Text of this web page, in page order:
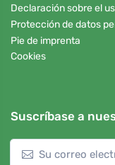
Declaración sobre el
Protección de datos
Pie de imprenta
Cookies
Suscríbase a